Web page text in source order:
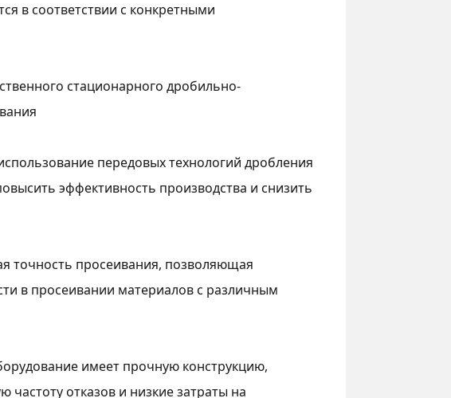
в соответствии с конкретными
стационарного дробильно-
передовых технологий дробления
эффективность производства и снизить
точность просеивания, позволяющая
в просеивании материалов с различным
имеет прочную конструкцию,
частоту отказов и низкие затраты на